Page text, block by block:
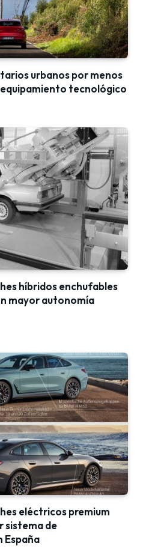
urbanos por menos
tecnológico
híbridos enchufables
mayor autonomía
eléctricos premium
sistema de